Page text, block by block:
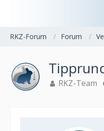
RKZ-Forum Forum
RKZ-Team